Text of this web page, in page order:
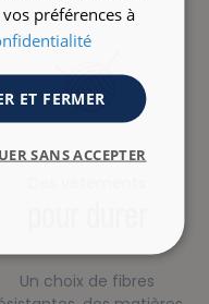
Un choix de fibres
préférences à
ET FERMER
SANS ACCEPTER